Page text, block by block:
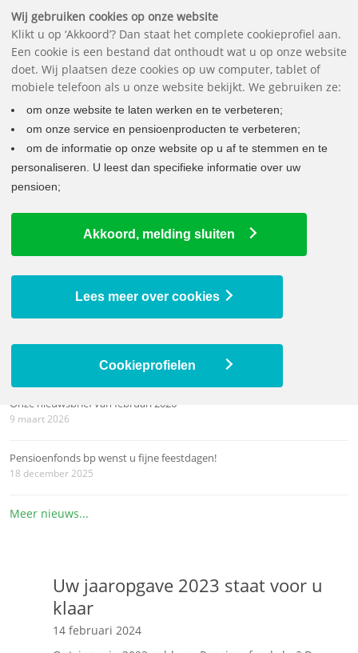
Belangrijke documenten Vragen Contact
DNB gaat akkoord met collectieve waardeoverdracht
16 juli 2026
Onze nieuwsbrief van mei 2026
We verhogen uw pensioen per 1 januari 2026
Onze nieuwsbrief van februari 2026
9 maart 2026
Pensioenfonds bp wenst u fijne feestdagen!
18 december 2025
Meer nieuws...
Uw jaaropgave 2023 staat voor u
klaar
14 februari 2024
Wij gebruiken cookies op onze website
Klikt u op ‘Akkoord’? Dan staat het complete cookieprofiel aan.
Een cookie is een bestand dat onthoudt wat u op onze website
doet. Wij plaatsen deze cookies op uw computer, tablet of
mobiele telefoon als u onze website bekijkt. We gebruiken ze:
om onze website te laten werken en te verbeteren;
om onze service en pensioenproducten te verbeteren;
om de informatie op onze website op u af te stemmen en te
personaliseren. U leest dan specifieke informatie over uw
pensioen;
Akkoord, melding sluiten
Lees meer over cookies
Cookieprofielen